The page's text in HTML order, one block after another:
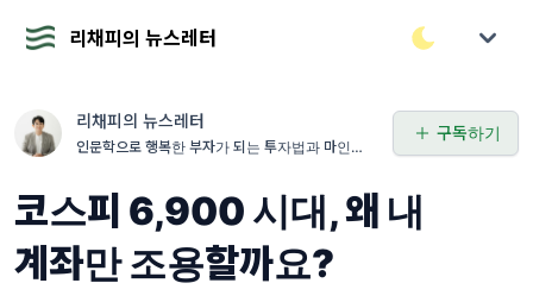
리채피의 뉴스레터
리채피의 뉴스레터
인문학으로 행복한 부자가 되는 투자법과 마인드를
구독하기
코스피 6,900 시대, 왜 내
계좌만 조용할까요?